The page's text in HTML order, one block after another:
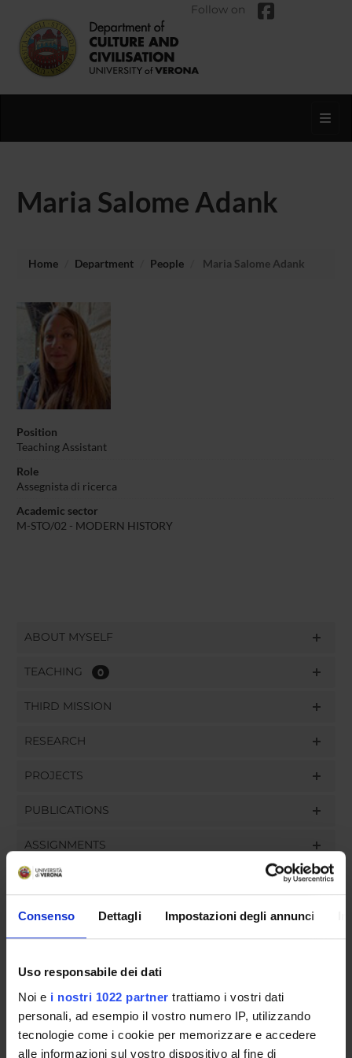
Consenso Dettagli Impostazioni degli annunci
Uso responsabile dei dati
Noi e i nostri 1022 partner trattiamo i vostri dati
personali, ad esempio il vostro numero IP, utilizzando
tecnologie come i cookie per memorizzare e accedere
alle informazioni sul vostro dispositivo al fine di
Follow on
Maria Salome Adank
Home Department People Maria Salome Adank
Position
Teaching Assistant
Role
Assegnista di ricerca
Academic sector
M-STO/02 - MODERN HISTORY
ABOUT MYSELF
TEACHING 0
THIRD MISSION
RESEARCH
PROJECTS
PUBLICATIONS
ASSIGNMENTS
GOVERNANCE
COMMITTEES
DEPARTMENT ADMINISTRATION OFFICES